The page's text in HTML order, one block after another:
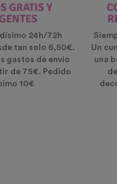
GRATIS Y
24h/72h
tan solo 6,50€.
gastos de envio
de 75€. Pedido
10€
Un
una